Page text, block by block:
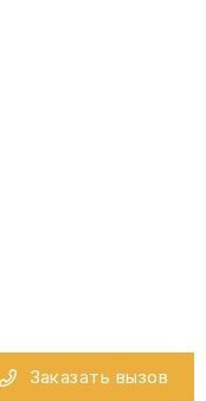
Заказать вызов